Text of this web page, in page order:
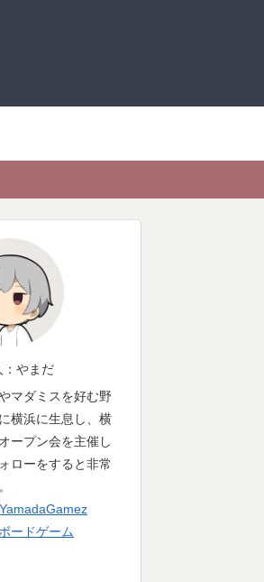
：やまだ
マダミスを好む野
横浜に生息し、横
ープン会を主催し
ローをすると非常
YamadaGamez
ードゲーム